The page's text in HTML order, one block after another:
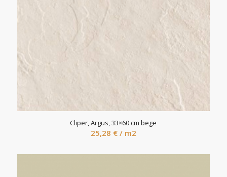
Cliper, Argus, 33×60 cm bege
25,28 € / m2